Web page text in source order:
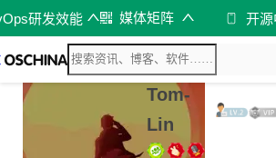
研发效能 媒体矩阵 开
Tom-
Lin